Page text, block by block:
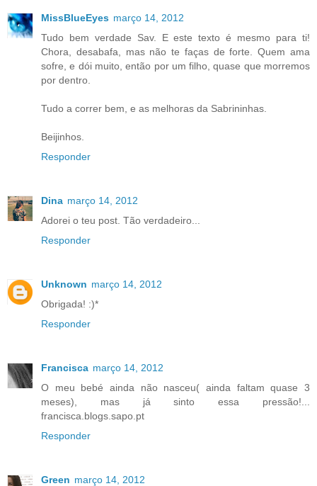
MissBlueEyes março 14, 2012
Tudo bem verdade Sav. E este texto é mesmo para ti!
Chora, desabafa, mas não te faças de forte. Quem ama
sofre, e dói muito, então por um filho, quase que morremos
por dentro.
Tudo a correr bem, e as melhoras da Sabrininhas.
Beijinhos.
Responder
Dina março 14, 2012
Adorei o teu post. Tão verdadeiro...
Responder
Unknown março 14, 2012
Obrigada! :)*
Responder
Francisca março 14, 2012
O meu bebé ainda não nasceu( ainda faltam quase 3
meses), mas já sinto essa pressão!...
francisca.blogs.sapo.pt
Responder
Green março 14, 2012